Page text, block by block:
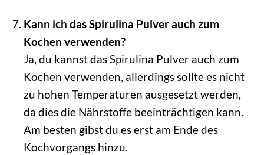
Kann ich das Spirulina Pulver auch zum
Kochen verwenden?
Ja, du kannst das Spirulina Pulver auch zum
Kochen verwenden, allerdings sollte es nicht
zu hohen Temperaturen ausgesetzt werden,
da dies die Nährstoffe beeinträchtigen kann.
Am besten gibst du es erst am Ende des
Kochvorgangs hinzu.